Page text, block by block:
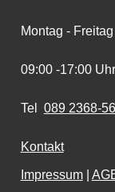
Montag - Freitag
09:00 -17:00 Uhr
Tel 089 2368-
Kontakt
Impressum|